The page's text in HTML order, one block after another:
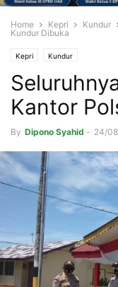
Home Kepri Kundur
Kundur Dibuka
Kepri Kundur
Kantor
By Dipono Syahid - 24/